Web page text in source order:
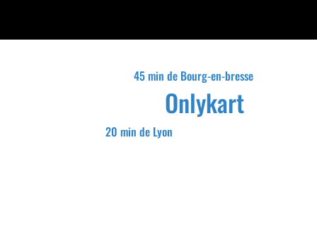
20 min de Lyon
Onlykart
45 min de Bourg-en-bresse